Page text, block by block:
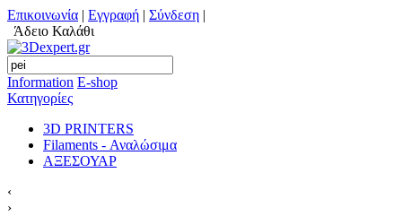
Επικοινωνία | Εγγραφή | Σύνδεση |
Άδειο Καλάθι
Information Ε-shop
Κατηγορίες
3D PRINTERS
Filaments - Αναλώσιμα
ΑΞΕΣΟΥΑΡ
‹
›